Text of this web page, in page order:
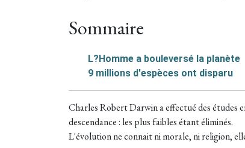
Sommaire
L?Homme a bouleversé la planète
9 millions d'espèces ont disparu
Charles Robert Darwin a effectué des études
descendance : les plus faibles étant éliminés.
L'évolution ne connait ni morale, ni religion,